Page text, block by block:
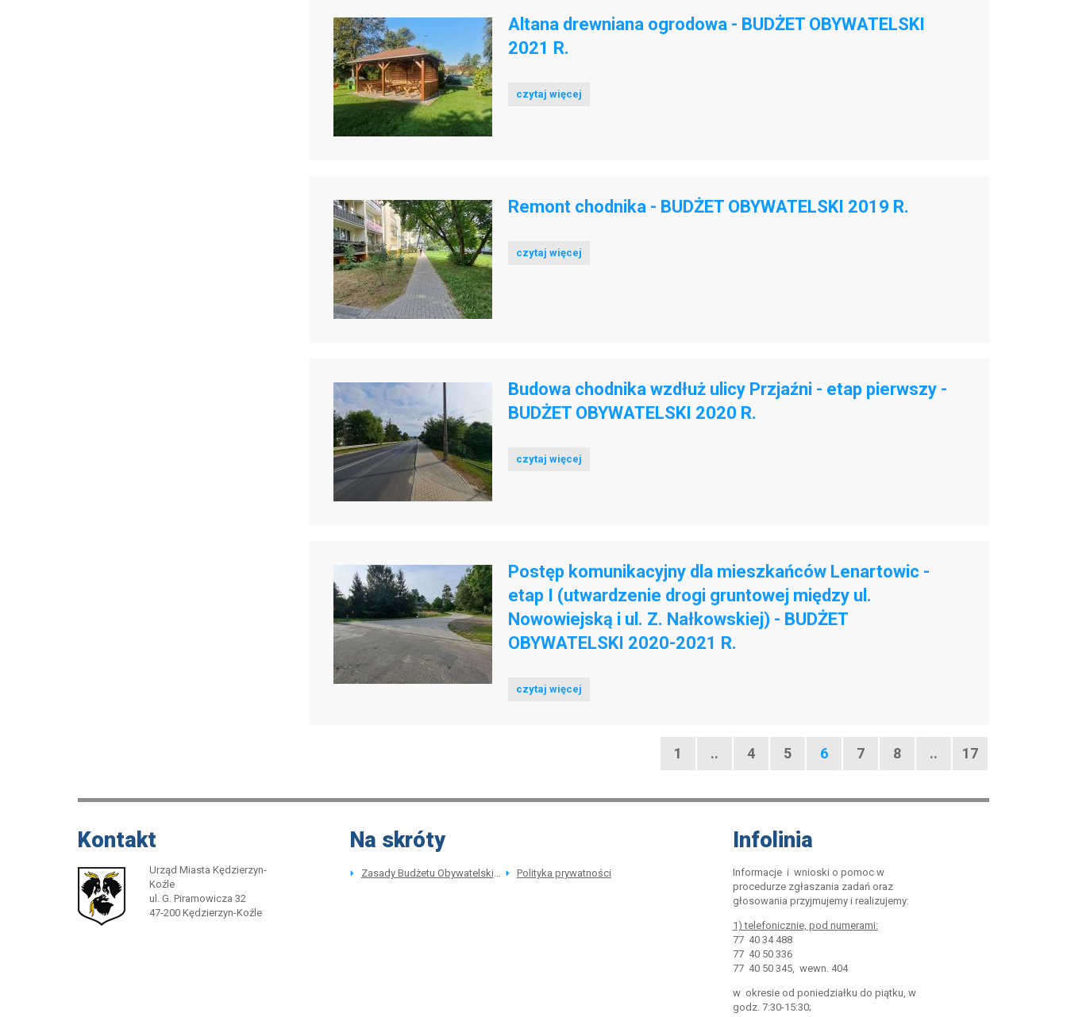
Altana drewniana ogrodowa - BUDŻET OBYWATELSKI
2021 R.
czytaj więcej
Remont chodnika - BUDŻET OBYWATELSKI 2019 R.
czytaj więcej
Budowa chodnika wzdłuż ulicy Przjaźni - etap pierwszy -
BUDŻET OBYWATELSKI 2020 R.
czytaj więcej
Postęp komunikacyjny dla mieszkańców Lenartowic -
etap I (utwardzenie drogi gruntowej między ul.
Nowowiejską i ul. Z. Nałkowskiej) - BUDŻET
OBYWATELSKI 2020-2021 R.
czytaj więcej
poprzednia
Strona
1 .. Strona
4 Strona
5 Strona
6 Strona
7 Strona
8 .. Strona
17
Kontakt
Urząd Miasta Kędzierzyn-
Koźle
ul. G. Piramowicza 32
47-200 Kędzierzyn-Koźle
Na skróty
Zasady Budżetu Obywatelskiego Polityka prywatności
Infolinia
Informacje i wnioski o pomoc w
procedurze zgłaszania zadań oraz
głosowania przyjmujemy i realizujemy:
1) telefonicznie, pod numerami:
77 40 34 488
77 40 50 336
77 40 50 345, wewn. 404
w okresie od poniedziałku do piątku, w
godz. 7:30-15:30;